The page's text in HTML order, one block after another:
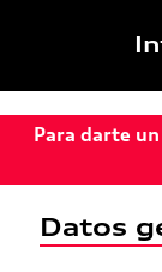
Para darte
Datos